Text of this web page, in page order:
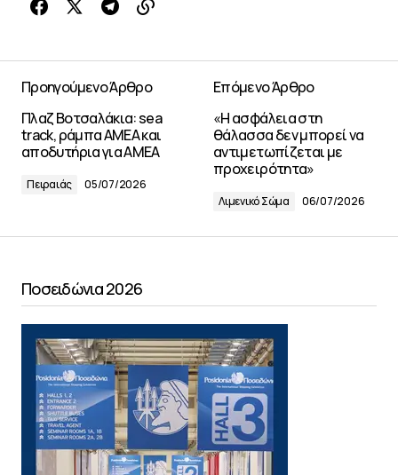
Προηγούμενο Άρθρο
Πλαζ Βοτσαλάκια: sea
track, ράμπα ΑΜΕΑ και
αποδυτήρια για ΑΜΕΑ
Πειραιάς 05/07/2026
Επόμενο Άρθρο
«Η ασφάλεια στη
θάλασσα δεν μπορεί να
αντιμετωπίζεται με
προχειρότητα»
Λιμενικό Σώμα 06/07/2026
Ποσειδώνια 2026